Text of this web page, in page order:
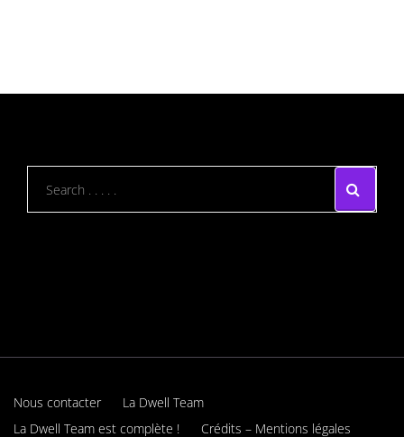
Nous contacter
La Dwell Team
La Dwell Team est complète !
Crédits – Mentions légales